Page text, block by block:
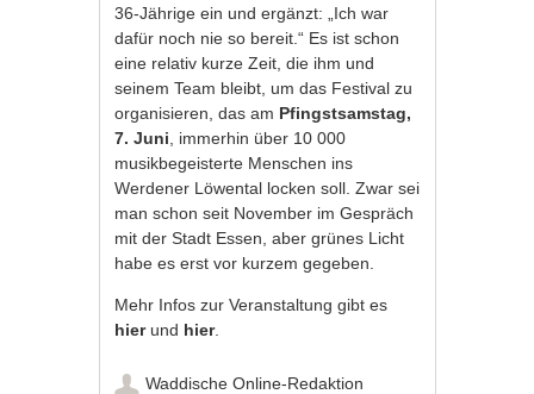
36-Jährige ein und ergänzt: „Ich war
dafür noch nie so bereit.“ Es ist schon
eine relativ kurze Zeit, die ihm und
seinem Team bleibt, um das Festival zu
organisieren, das am Pfingstsamstag,
7. Juni , immerhin über 10 000
musikbegeisterte Menschen ins
Werdener Löwental locken soll. Zwar sei
man schon seit November im Gespräch
mit der Stadt Essen, aber grünes Licht
habe es erst vor kurzem gegeben.
Mehr Infos zur Veranstaltung gibt es
hierund hier.
Waddische Online-Redaktion